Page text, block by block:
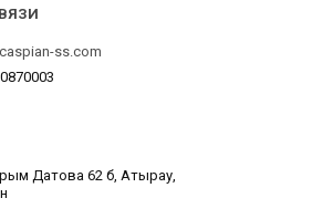
ss.com
Датова 62 б, Атырау,